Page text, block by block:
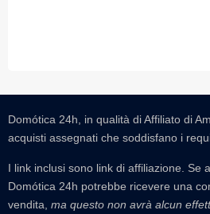
Domótica 24h, in qualità di Affiliato di
acquisti assegnati che soddisfano i
I link inclusi sono link di affiliazione. Se
Domótica 24h potrebbe ricevere una
vendita, ma questo non avrà alcun